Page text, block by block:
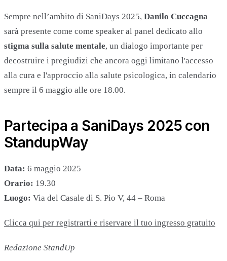
Sempre nell’ambito di SaniDays 2025, Danilo Cuccagna
sarà presente come come speaker al panel dedicato allo
stigma sulla salute mentale, un dialogo importante per
decostruire i pregiudizi che ancora oggi limitano l'accesso
alla cura e l'approccio alla salute psicologica, in calendario
sempre il 6 maggio alle ore 18.00.
Partecipa a SaniDays 2025 con
StandupWay
Data: 6 maggio 2025
Orario: 19.30
Luogo: Via del Casale di S. Pio V, 44 – Roma
Clicca qui per registrarti e riservare il tuo ingresso gratuito
Redazione StandUp